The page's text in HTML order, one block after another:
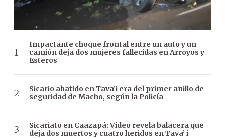
Impactante choque frontal entre un auto y un
camión deja dos mujeres fallecidas en Arroyos y
Esteros
Sicario abatido en Tava’i era del primer anillo de
seguridad de Macho, según la Policía
Sicariato en Caazapá: Video revela balacera que
deja dos muertos y cuatro heridos en Tava’ i